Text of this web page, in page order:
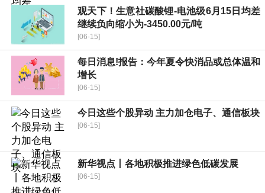
观天下！生意社碳酸锂-电池级6月15日均差
继续负向缩小为-3450.00元/吨
[06-15]
每日消息!报告：今年夏令快消品或总体温和
增长
[06-15]
今日这些个股异动 主力加仓电子、通信板块
[06-15]
新华视点丨各地积极推进绿色低碳发展
[06-15]